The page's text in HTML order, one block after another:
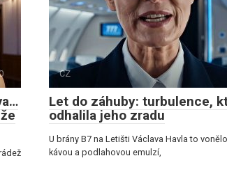
CZ
Let do záhuby: turbulence,
odhalila jeho zradu
U brány B7 na Letišti Václava Havla to
kávou a podlahovou emulzí,